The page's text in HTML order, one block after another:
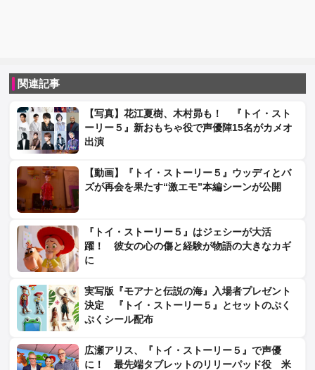
関連記事
【写真】花江夏樹、木村昴も！ 『トイ・スト
ーリー５』新おもちゃ役で声優陣15名がカメオ
出演
【動画】『トイ・ストーリー５』ウッディとバ
ズが再会を果たす“激エモ”本編シーンが公開
『トイ・ストーリー５』はジェシーが大活
躍！ 彼女の心の傷と経験が物語の大きなカギ
に
実写版『モアナと伝説の海』入場者プレゼント
決定 『トイ・ストーリー５』とセットのぷく
ぷくシール配布
広瀬アリス、『トイ・ストーリー５』で声優
に！ 最先端タブレットのリリーパッド役 米